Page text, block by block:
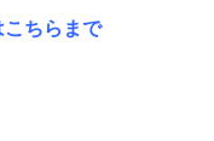
ちらまで